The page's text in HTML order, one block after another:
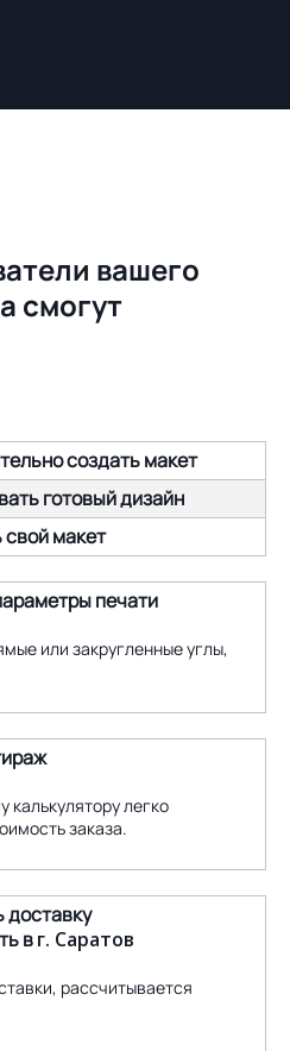
вашего
смогут
создать макет
готовый дизайн
свой макет
печати
или закругленные углы,
калькулятору легко
заказа.
вг. Саратов
рассчитывается